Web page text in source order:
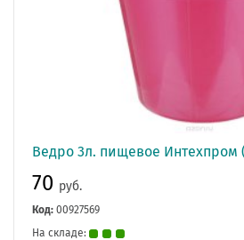
Ведро 3л. пищевое Интехпром
70 руб.
Код: 00927569
На складе: